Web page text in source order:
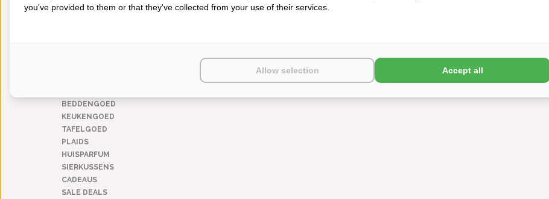
gestreept(1)
BEDDENGOED
KEUKENGOED
TAFELGOED
PLAIDS
HUISPARFUM
SIERKUSSENS
CADEAUS
SALE DEALS
you've provided to them or that they've collected from your use of their services.
Allow selection Accept all